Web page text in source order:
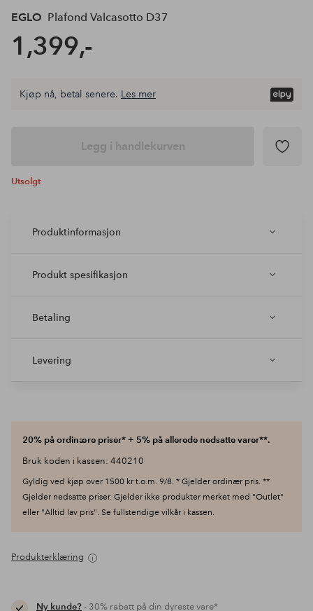
EGLO Plafond Valcasotto D37
1,399,-
Kjøp nå, betal senere. Les mer
Legg i handlekurven
Utsolgt
Produktinformasjon
Produkt spesifikasjon
Betaling
Levering
20% på ordinære priser* + 5% på allerede nedsatte varer**.
Bruk koden i kassen: 440210
Gyldig ved kjøp over 1500 kr t.o.m. 9/8. * Gjelder ordinær pris. **
Gjelder nedsatte priser. Gjelder ikke produkter merket med "Outlet"
eller "Alltid lav pris". Se fullstendige vilkår i kassen.
Produkterklæring
Ny kunde?- 30% rabatt på din dyreste vare*